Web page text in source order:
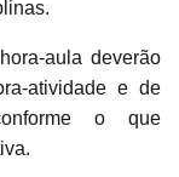
aula deverão
atividade e de
o que